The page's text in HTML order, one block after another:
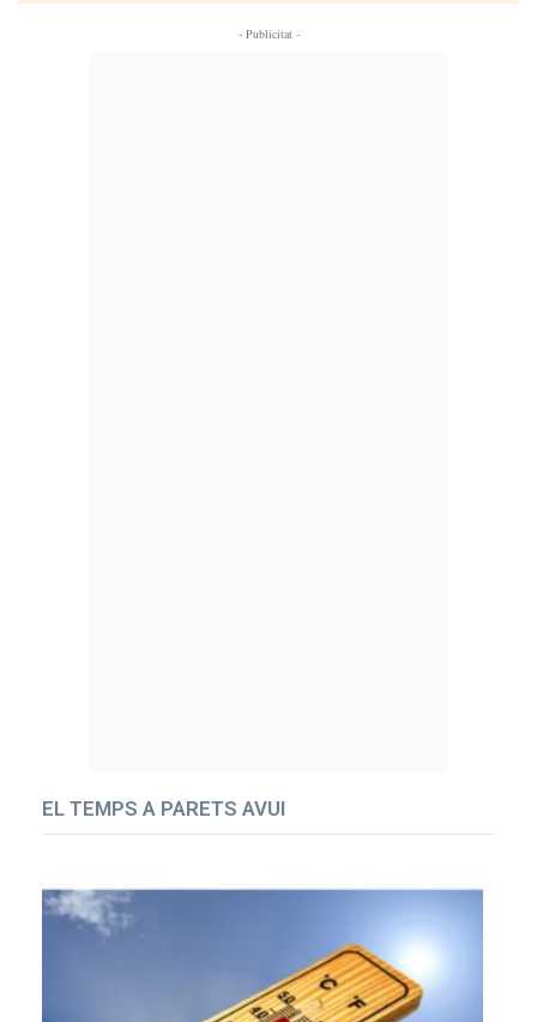
- Publicitat -
EL TEMPS A PARETS AVUI